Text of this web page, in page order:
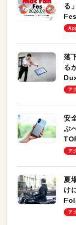
る
し
落
る
のア
安
ぶ
ーア
夏
け
却ア